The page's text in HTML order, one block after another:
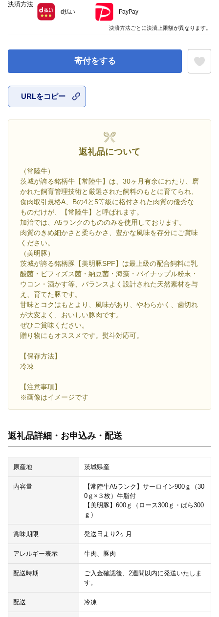
寄付をする
URLをコピー
返礼品について
（常陸牛）
茨城が誇る銘柄牛【常陸牛】は、30ヶ月有余にわたり、磨
かれた飼育管理技術と厳選された飼料のもとに育てられ、
食肉取引規格A、Bの4と5等級に格付された肉質の優秀な
ものだけが、【常陸牛】と呼ばれます。
加治では、A5ランクのもののみを使用しております。
肉質のきめ細かさと柔らかさ、豊かな風味を存分にご賞味
ください。
（美明豚）
茨城が誇る銘柄豚【美明豚SPF】は最上級の配合飼料に乳
酸菌・ビフィズス菌・納豆菌・海藻・パイナップル粉末・
ウコン・酒かす等、バランスよく設計された天然素材を与
え、育てた豚です。
甘味とコクはもとより、風味があり、やわらかく、歯切れ
が大変よく、おいしい豚肉です。
ぜひご賞味ください。
贈り物にもオススメです。熨斗対応可。
【保存方法】
冷凍
【注意事項】
※画像はイメージです
返礼品詳細・お申込み・配送
原産地 茨城県産
内容量
【常陸牛A5ランク】サーロイン900ｇ（30
0ｇ×３枚）牛脂付
【美明豚】600ｇ（ロース300ｇ・ばら300
ｇ）
賞味期限 発送日より2ヶ月
アレルギー表示 牛肉、豚肉
配送時期
ご入金確認後、2週間以内に発送いたしま
す。
配送 冷凍
決済方法
d払い PayPay
決済方法ごとに決済上限額が異なります。